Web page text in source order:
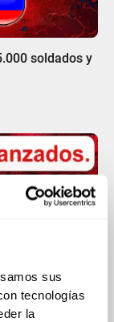
sus
tecnologías
la
soldados y